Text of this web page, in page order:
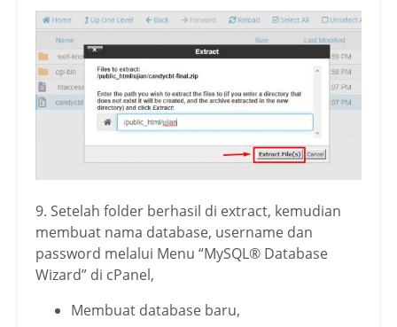
9. Setelah folder berhasil di extract, kemudian
membuat nama database, username dan
password melalui Menu “MySQL® Database
Wizard” di cPanel,
Membuat database baru,